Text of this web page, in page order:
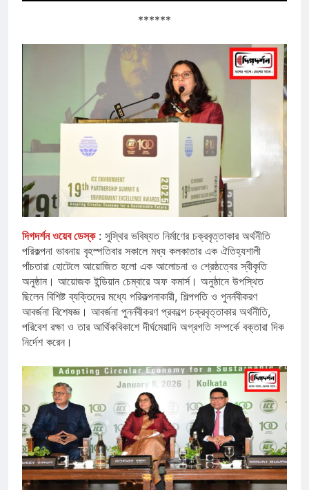
******
দিগদর্শন ওয়েব ডেস্ক: সুস্থির ভবিষ্যত নির্মাণের চক্রবৃত্তাকার অর্থনীতি
পরিকল্পনা ভাবনায় বৃহস্পতিবার সকালে মধ্য কলকাতার এক ঐতিহ্যশালী
পাঁচতারা হোটেলে আয়োজিত হলো এক আলোচনা ও শ্রেষ্ঠত্বের স্বীকৃতি
অনুষ্ঠান। আয়োজক ইন্ডিয়ান চেম্বারে অফ কমার্স। অনুষ্ঠানে উপস্থিত
ছিলেন বিশিষ্ট ব্যক্তিদের মধ্যে পরিকল্পনাকারী, শিল্পপতি ও পুনর্নবীকরণ
আবর্জনা বিশেষজ্ঞ। আবর্জনা পুনর্নবীকরণ প্রকল্পে চক্রবৃত্তাকার অর্থনীতি,
পরিবেশ রক্ষা ও তার আর্থিকবিকাশে দীর্ঘমেয়াদি অগ্রগতি সম্পর্কে বক্তারা দিক
নির্দেশ করেন।